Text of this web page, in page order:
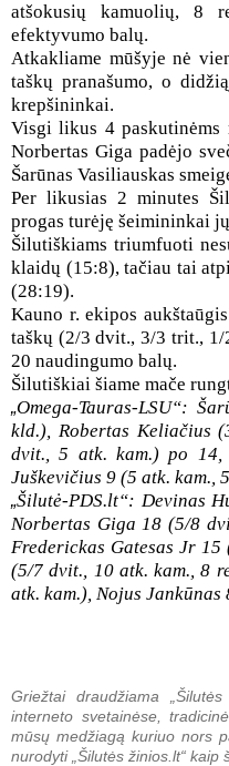
atšokusių kamuolių, 8
efektyvumo balų.
Atkakliame mūšyje nė
taškų pranašumo, o
krepšininkai.
Visgi likus 4 paskutinėms
Norbertas Giga padėjo
Šarūnas Vasiliauskas
Per likusias 2 minutes
progas turėję šeimininkai
Šilutiškiams triumfuoti
klaidų (15:8), tačiau tai
(28:19).
Kauno r. ekipos
taškų (2/3 dvit., 3/3 trit., 1/
20 naudingumo balų.
Šilutiškiai šiame mače
„Omega-Tauras-LSU“:
kld.), Robertas Keliačius
dvit., 5 atk. kam.) po 14,
Juškevičius 9 (5 atk. kam.,
„Šilutė-PDS.lt“: Devinas
Norbertas Giga 18 (5/8
Frederickas Gatesas Jr
(5/7 dvit., 10 atk. kam., 8
atk. kam.), Nojus
Griežtai draudžiama
interneto svetainėse,
mūsų medžiagą kuriuo nors
nurodyti „Šilutės žinios.lt“ kaip